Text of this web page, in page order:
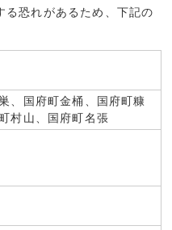
る恐れがあるため、下記の
、国府町金桶、国府町糠
村山、国府町名張